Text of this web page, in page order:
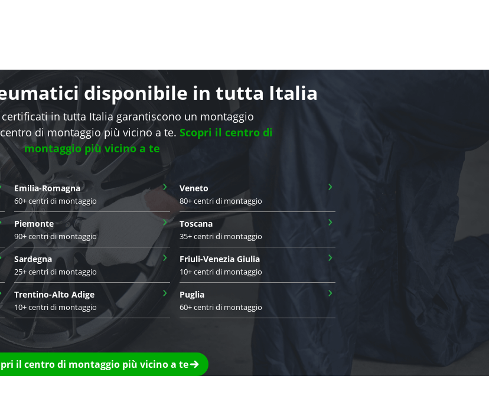
disponibile in tutta Italia
in tutta Italia garantiscono un montaggio
di montaggio più vicino a te. Scopri il centro di
montaggio più vicino a te
Emilia-Romagna
60+ centri di montaggio
› Veneto
80+ centri di montaggio
›
Piemonte
90+ centri di montaggio
› Toscana
35+ centri di montaggio
›
Sardegna
25+ centri di montaggio
› Friuli-Venezia Giulia
10+ centri di montaggio
›
Trentino-Alto Adige
10+ centri di montaggio
› Puglia
60+ centri di montaggio
›
il centro di montaggio più vicino a te